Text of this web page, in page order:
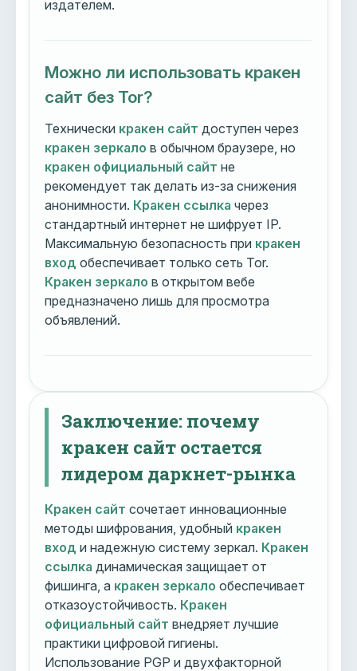
издателем.
Можно ли использовать кракен
сайт без Tor?
Технически кракен сайт доступен через
кракен зеркало в обычном браузере, но
кракен официальный сайт не
рекомендует так делать из-за снижения
анонимности. Кракен ссылка через
стандартный интернет не шифрует IP.
Максимальную безопасность при кракен
вход обеспечивает только сеть Tor.
Кракен зеркало в открытом вебе
предназначено лишь для просмотра
объявлений.
Заключение: почему
кракен сайт остается
лидером даркнет-рынка
Кракен сайт сочетает инновационные
методы шифрования, удобный кракен
вход и надежную систему зеркал. Кракен
ссылка динамическая защищает от
фишинга, а кракен зеркало обеспечивает
отказоустойчивость. Кракен
официальный сайт внедряет лучшие
практики цифровой гигиены.
Использование PGP и двухфакторной